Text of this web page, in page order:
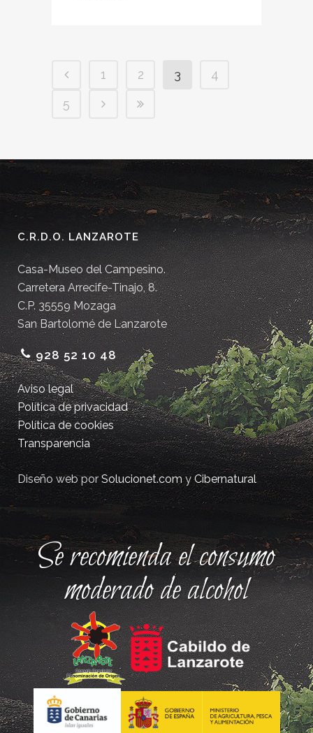
1 2 3
4
5
C.R.D.O. LANZAROTE
Casa-Museo del Campesino.
Carretera Arrecife-Tinajo, 8.
C.P. 35559 Mozaga
San Bartolomé de Lanzarote
928 52 10 48
Aviso legal
Política de privacidad
Política de cookies
Transparencia
Diseño web porSolucionet.comyCibernatural
Se recomienda el consumo
moderado de alcohol